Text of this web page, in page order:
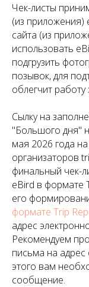
Чек-листы
(из приложения)
сайта (из
использовать
подгрузить
позывок, для
облегчит
Сылку на
"Большого дня"
мая 2026 года
организаторов
финальный чек-
eBird в формате
его
формате Trip
адрес
Рекомендуем
письма на
этого вам
сообщение.